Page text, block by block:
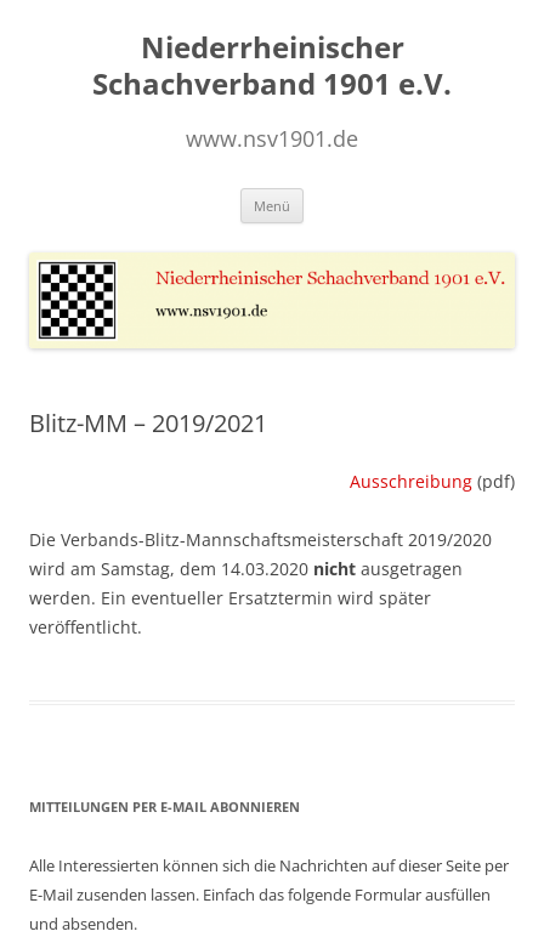
Niederrheinischer
Schachverband 1901 e.V.
www.nsv1901.de
Menü
Blitz-MM – 2019/2021
Ausschreibung (pdf)
Die Verbands-Blitz-Mannschaftsmeisterschaft 2019/2020
wird am Samstag, dem 14.03.2020 nicht ausgetragen
werden. Ein eventueller Ersatztermin wird später
veröffentlicht.
MITTEILUNGEN PER E-MAIL ABONNIEREN
Alle Interessierten können sich die Nachrichten auf dieser Seite per
E-Mail zusenden lassen. Einfach das folgende Formular ausfüllen
und absenden.